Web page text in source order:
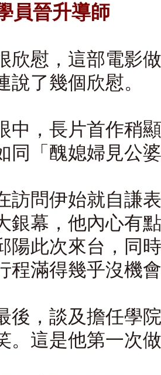
員晉升導師
欣慰，這部電影
說了幾個欣慰。
中，長片首作稍
同「醜媳婦見公
訪問伊始就自謙
銀幕，他內心有
陽此次來台，同
程滿得幾乎沒機
後，談及擔任學
。這是他第一次